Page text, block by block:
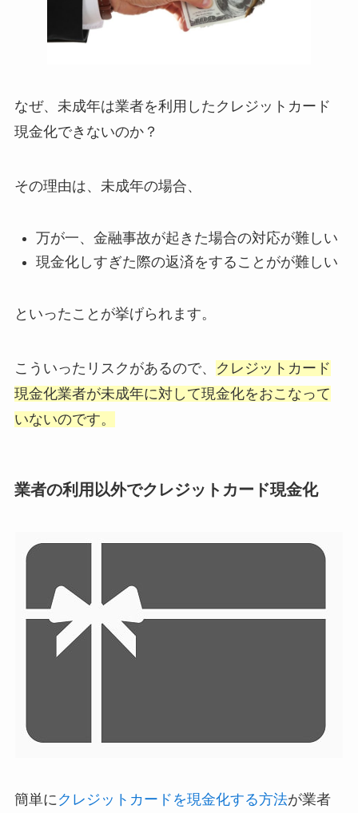
なぜ、未成年は業者を利用したクレジットカード
現金化できないのか？
その理由は、未成年の場合、
万が一、金融事故が起きた場合の対応が難しい
現金化しすぎた際の返済をすることがが難しい
といったことが挙げられます。
こういったリスクがあるので、
クレジットカード
現金化業者が未成年に対して現金化をおこなって
いないのです。
業者の利用以外でクレジットカード現金化
簡単にクレジットカードを現金化する方法が業者